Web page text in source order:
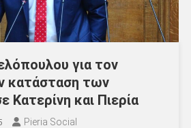
για τον
κατάσταση των
Κατερίνη και Πιερία
Pieria Social